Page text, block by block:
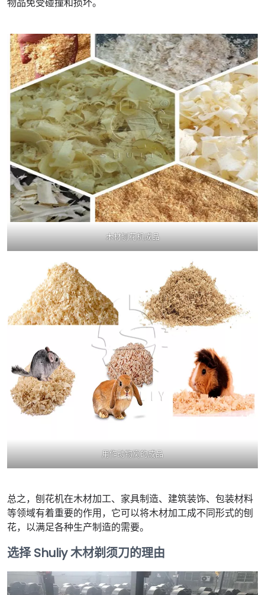
木材刨花机成品
用作动物窝的成品
总之，刨花机在木材加工、家具制造、建筑装饰、包装材料
等领域有着重要的作用，它可以将木材加工成不同形式的刨
花，以满足各种生产制造的需要。
选择 Shuliy 木材剃须刀的理由